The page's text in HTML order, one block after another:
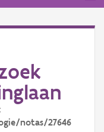
notas/27646